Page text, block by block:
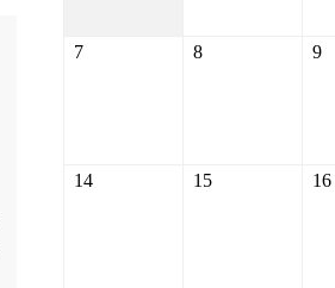
7 8 9
14 15 16